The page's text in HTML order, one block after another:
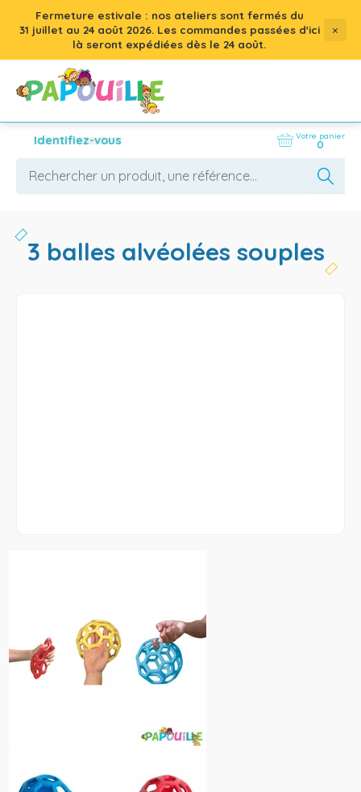
Fermeture estivale : nos ateliers sont fermés du
31 juillet au 24 août 2026. Les commandes passées d'ici
là seront expédiées dès le 24 août.
×
Identifiez-vous Votre panier
0
3 balles alvéolées souples